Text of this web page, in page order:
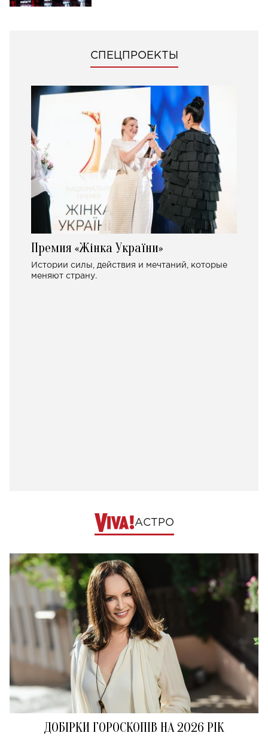
СПЕЦПРОЕКТЫ
Премия «Жінка України»
Истории силы, действия и мечтаний, которые
меняют страну.
АСТРО
ДОБІРКИ ГОРОСКОПІВ НА 2026 РІК